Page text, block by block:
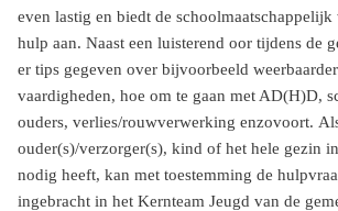
even lastig en biedt de
hulp aan. Naast een luisterend oor tijdens de
er tips gegeven over bijvoorbeeld
vaardigheden, hoe om te gaan met AD(H)D,
ouders, verlies/rouwverwerking enzovoort.
ouder(s)/verzorger(s), kind of het hele gezin
nodig heeft, kan met toestemming de
ingebracht in het Kernteam Jeugd van de